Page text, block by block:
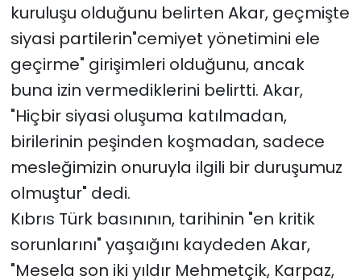
kuruluşu olduğunu belirten Akar, geçmişte
siyasi partilerin"cemiyet yönetimini ele
geçirme" girişimleri olduğunu, ancak
buna izin vermediklerini belirtti. Akar,
"Hiçbir siyasi oluşuma katılmadan,
birilerinin peşinden koşmadan, sadece
mesleğimizin onuruyla ilgili bir duruşumuz
olmuştur" dedi.
Kıbrıs Türk basınının, tarihinin "en kritik
sorunlarını" yaşaığını kaydeden Akar,
"Mesela son iki yıldır Mehmetçik, Karpaz,